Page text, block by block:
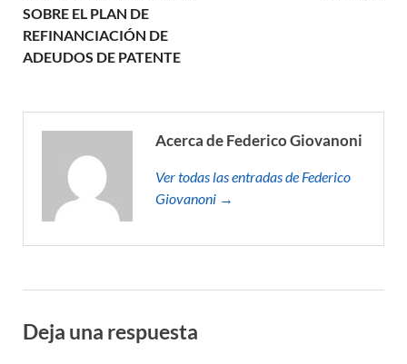
SOBRE EL PLAN DE
REFINANCIACIÓN DE
ADEUDOS DE PATENTE
Acerca de Federico Giovanoni
Ver todas las entradas de Federico
Giovanoni →
Deja una respuesta